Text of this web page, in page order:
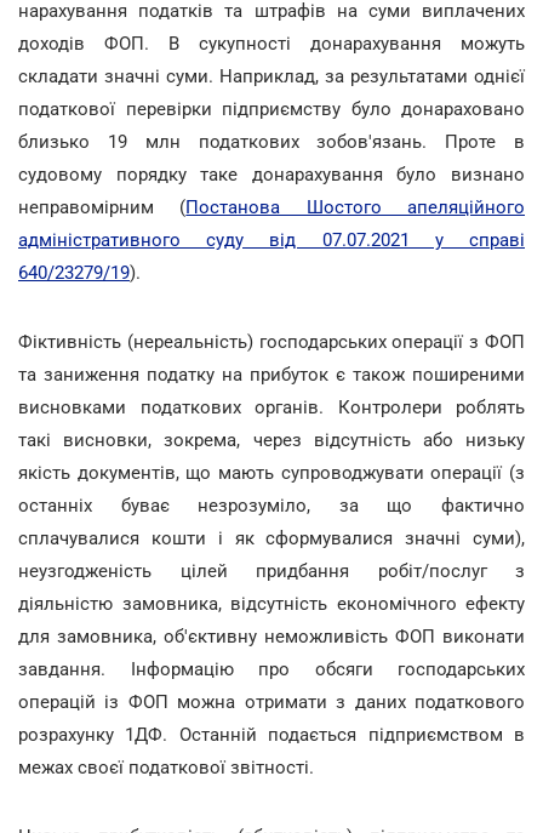
нарахування податків та штрафів на суми виплачених
доходів ФОП. В сукупності донарахування можуть
складати значні суми. Наприклад, за результатами однієї
податкової перевірки підприємству було донараховано
близько 19 млн податкових зобов'язань. Проте в
судовому порядку таке донарахування було визнано
неправомірним (Постанова Шостого апеляційного
адміністративного суду від 07.07.2021 у справі
640/23279/19).
Фіктивність (нереальність) господарських операції з ФОП
та заниження податку на прибуток є також поширеними
висновками податкових органів. Контролери роблять
такі висновки, зокрема, через відсутність або низьку
якість документів, що мають супроводжувати операції (з
останніх буває незрозуміло, за що фактично
сплачувалися кошти і як сформувалися значні суми),
неузгодженість цілей придбання робіт/послуг з
діяльністю замовника, відсутність економічного ефекту
для замовника, об'єктивну неможливість ФОП виконати
завдання. Інформацію про обсяги господарських
операцій із ФОП можна отримати з даних податкового
розрахунку 1ДФ. Останній подається підприємством в
межах своєї податкової звітності.